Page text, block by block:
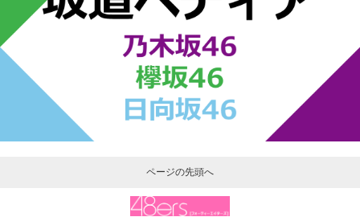
ページの先頭へ